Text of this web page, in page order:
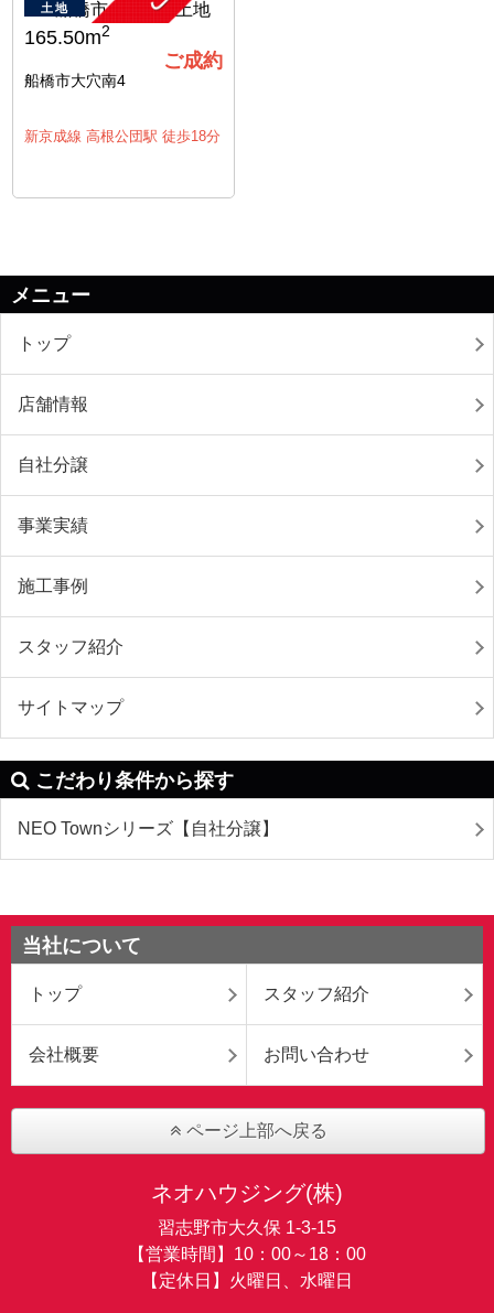
土地
165.50m2
ご成約
船橋市大穴南4
新京成線 高根公団駅 徒歩18分
メニュー
トップ
店舗情報
自社分譲
事業実績
施工事例
スタッフ紹介
サイトマップ
こだわり条件から探す
NEO Townシリーズ【自社分譲】
当社について
トップ スタッフ紹介
会社概要 お問い合わせ
ページ上部へ戻る
ネオハウジング(株)
習志野市大久保 1-3-15
【営業時間】10：00～18：00
【定休日】火曜日、水曜日